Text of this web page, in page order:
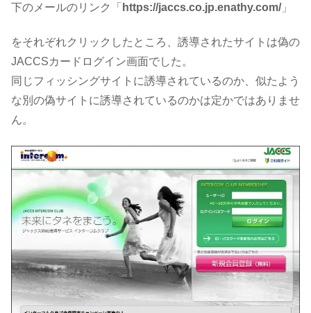
下のメールのリンク「 https://jaccs.co.jp.enathy.com/」
をそれぞれクリックしたところ、誘導されたサイトは偽の
JACCSカードログイン画面でした。
同じフィッシングサイトに誘導されているのか、似たよう
な別の偽サイトに誘導されているのかは定かではありませ
ん。